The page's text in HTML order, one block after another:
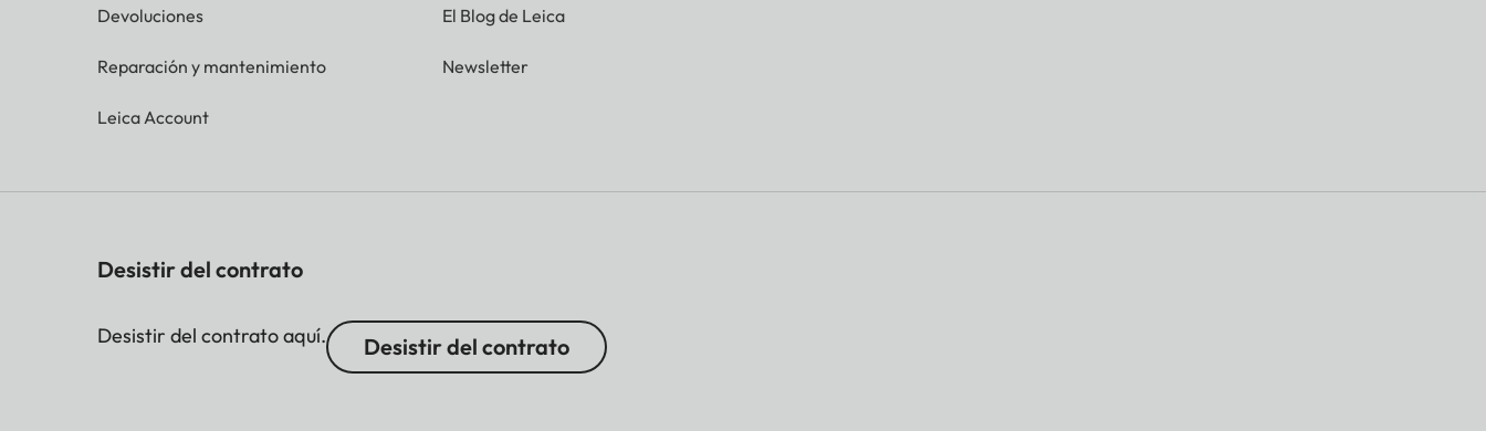
Devoluciones
Reparación y mantenimiento
Leica Account
El Blog de Leica
Newsletter
Desistir del contrato
Desistir del contrato aquí. Desistir del contrato